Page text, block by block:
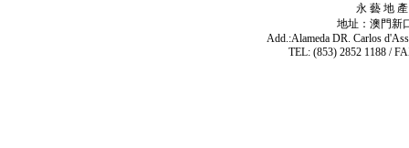
永 藝 地
地址：澳門新
Add.:Alameda DR. Carlos
TEL: (853) 2852 1188 /